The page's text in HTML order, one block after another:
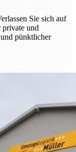
Sie sich auf
private und
pünktlicher